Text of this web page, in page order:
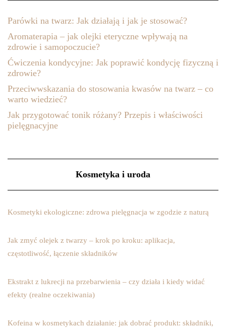
Parówki na twarz: Jak działają i jak je stosować?
Aromaterapia – jak olejki eteryczne wpływają na
zdrowie i samopoczucie?
Ćwiczenia kondycyjne: Jak poprawić kondycję fizyczną i
zdrowie?
Przeciwwskazania do stosowania kwasów na twarz – co
warto wiedzieć?
Jak przygotować tonik różany? Przepis i właściwości
pielęgnacyjne
Kosmetyka i uroda
Kosmetyki ekologiczne: zdrowa pielęgnacja w zgodzie z naturą
Jak zmyć olejek z twarzy – krok po kroku: aplikacja,
częstotliwość, łączenie składników
Ekstrakt z lukrecji na przebarwienia – czy działa i kiedy widać
efekty (realne oczekiwania)
Kofeina w kosmetykach działanie: jak dobrać produkt: składniki,